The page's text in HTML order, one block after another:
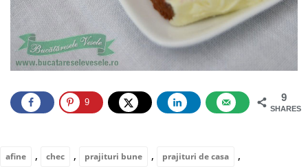
9
SHARES
9
afine , chec , prajituri bune , prajituri de casa ,